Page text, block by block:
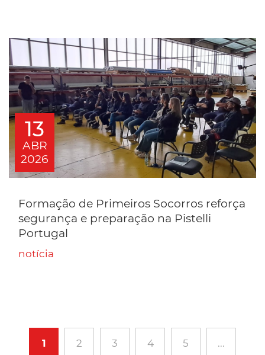
13
ABR
2026
Formação de Primeiros Socorros reforça
segurança e preparação na Pistelli
Portugal
notícia
1 2 3 4 5 ...